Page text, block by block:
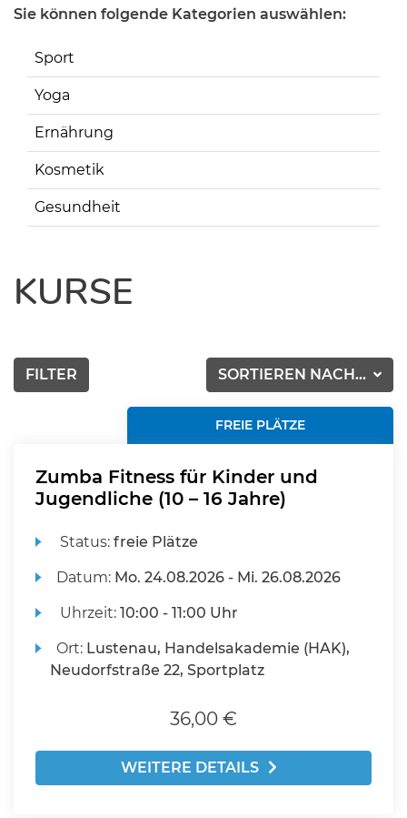
Sie können folgende Kategorien auswählen:
Sport
Yoga
Ernährung
Kosmetik
Gesundheit
KURSE
SORTIEREN NACH...
FILTER
FREIE PLÄTZE
Zumba Fitness für Kinder und
Jugendliche (10 – 16 Jahre)
Status:freie Plätze
Datum: Mo. 24.08.2026 - Mi. 26.08.2026
Uhrzeit:10:00 - 11:00 Uhr
Ort: Lustenau, Handelsakademie (HAK),
Neudorfstraße 22, Sportplatz
36,00 €
WEITERE DETAILS